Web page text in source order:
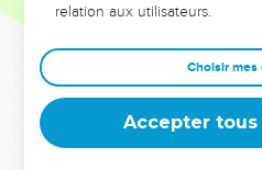
que notre témoignage est
Salutations finales
J'avais plusieurs choses à
faire avec la plume et l'encre ;
relation aux utilisateurs.
Choisir mes
Accepter